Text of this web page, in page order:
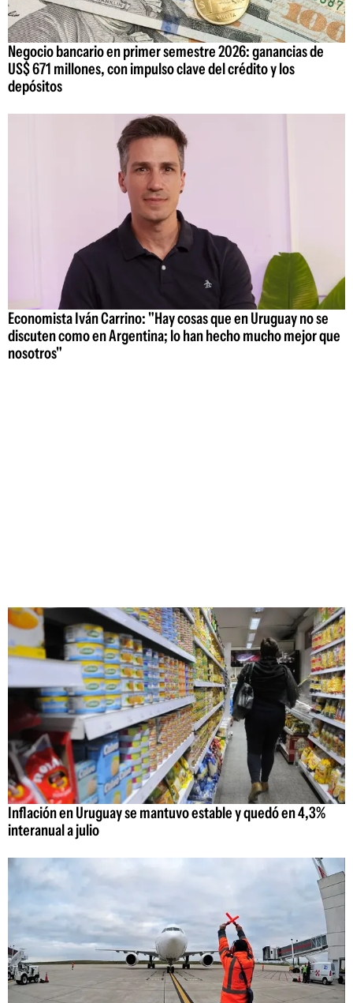
Negocio bancario en primer semestre 2026: ganancias de
US$ 671 millones, con impulso clave del crédito y los
depósitos
Economista Iván Carrino: "Hay cosas que en Uruguay no se
discuten como en Argentina; lo han hecho mucho mejor que
nosotros"
Inflación en Uruguay se mantuvo estable y quedó en 4,3%
interanual a julio